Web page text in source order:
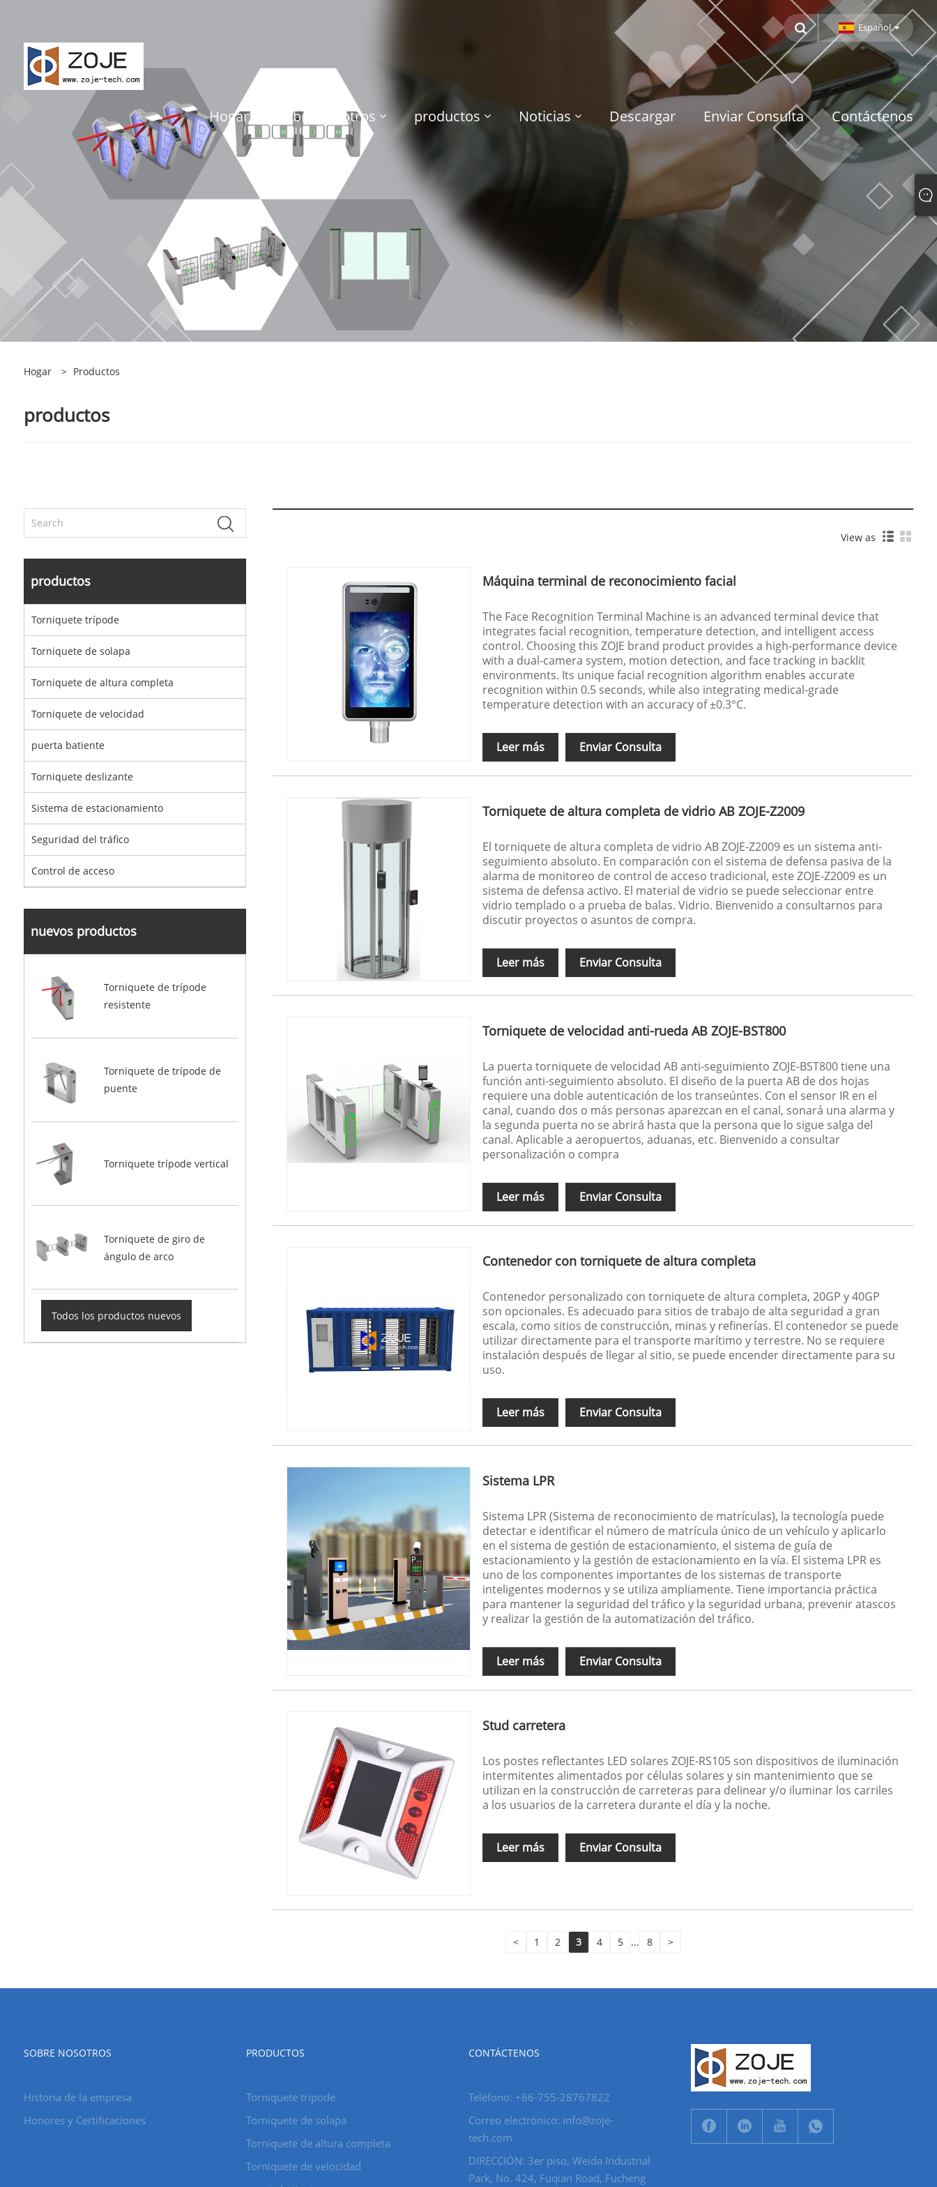
Español
Hogar Sobre nosotros productos Noticias Descargar Enviar Consulta Contáctenos
Hogar > Productos
productos
productos
Torniquete trípode
Torniquete de solapa
Torniquete de altura completa
Torniquete de velocidad
puerta batiente
Torniquete deslizante
Sistema de estacionamiento
Seguridad del tráfico
Control de acceso
nuevos productos
Torniquete de trípode
resistente
Torniquete de trípode de
puente
Torniquete trípode vertical
Torniquete de giro de
ángulo de arco
Todos los productos nuevos
View as
Máquina terminal de reconocimiento facial
The Face Recognition Terminal Machine is an advanced terminal device that
integrates facial recognition, temperature detection, and intelligent access
control. Choosing this ZOJE brand product provides a high-performance device
with a dual-camera system, motion detection, and face tracking in backlit
environments. Its unique facial recognition algorithm enables accurate
recognition within 0.5 seconds, while also integrating medical-grade
temperature detection with an accuracy of ±0.3°C.
Leer más Enviar Consulta
Torniquete de altura completa de vidrio AB ZOJE-Z2009
El torniquete de altura completa de vidrio AB ZOJE-Z2009 es un sistema anti-
seguimiento absoluto. En comparación con el sistema de defensa pasiva de la
alarma de monitoreo de control de acceso tradicional, este ZOJE-Z2009 es un
sistema de defensa activo. El material de vidrio se puede seleccionar entre
vidrio templado o a prueba de balas. Vidrio. Bienvenido a consultarnos para
discutir proyectos o asuntos de compra.
Leer más Enviar Consulta
Torniquete de velocidad anti-rueda AB ZOJE-BST800
La puerta torniquete de velocidad AB anti-seguimiento ZOJE-BST800 tiene una
función anti-seguimiento absoluto. El diseño de la puerta AB de dos hojas
requiere una doble autenticación de los transeúntes. Con el sensor IR en el
canal, cuando dos o más personas aparezcan en el canal, sonará una alarma y
la segunda puerta no se abrirá hasta que la persona que lo sigue salga del
canal. Aplicable a aeropuertos, aduanas, etc. Bienvenido a consultar
personalización o compra
Leer más Enviar Consulta
Contenedor con torniquete de altura completa
Contenedor personalizado con torniquete de altura completa, 20GP y 40GP
son opcionales. Es adecuado para sitios de trabajo de alta seguridad a gran
escala, como sitios de construcción, minas y refinerías. El contenedor se puede
utilizar directamente para el transporte marítimo y terrestre. No se requiere
instalación después de llegar al sitio, se puede encender directamente para su
uso.
Leer más Enviar Consulta
Sistema LPR
Sistema LPR (Sistema de reconocimiento de matrículas), la tecnología puede
detectar e identificar el número de matrícula único de un vehículo y aplicarlo
en el sistema de gestión de estacionamiento, el sistema de guía de
estacionamiento y la gestión de estacionamiento en la vía. El sistema LPR es
uno de los componentes importantes de los sistemas de transporte
inteligentes modernos y se utiliza ampliamente. Tiene importancia práctica
para mantener la seguridad del tráfico y la seguridad urbana, prevenir atascos
y realizar la gestión de la automatización del tráfico.
Leer más Enviar Consulta
Stud carretera
Los postes reflectantes LED solares ZOJE-RS105 son dispositivos de iluminación
intermitentes alimentados por células solares y sin mantenimiento que se
utilizan en la construcción de carreteras para delinear y/o iluminar los carriles
a los usuarios de la carretera durante el día y la noche.
Leer más Enviar Consulta
< 1 2 3 4 5 ... 8 >
SOBRE NOSOTROS
Historia de la empresa
Honores y Certificaciones
PRODUCTOS
Torniquete trípode
Torniquete de solapa
Torniquete de altura completa
Torniquete de velocidad
CONTÁCTENOS
Teléfono: +86-755-28767822
Correo electrónico: info@zoje-
tech.com
DIRECCIÓN: 3er piso, Weida Industrial
Park, No. 424, Fuqian Road, Fucheng